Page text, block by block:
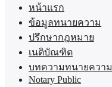
หน้าแรก
ข้อมูลทนายความ
ปรึกษากฎหมาย
เนติบัณฑิต
บทความทนายความ
Notary Public